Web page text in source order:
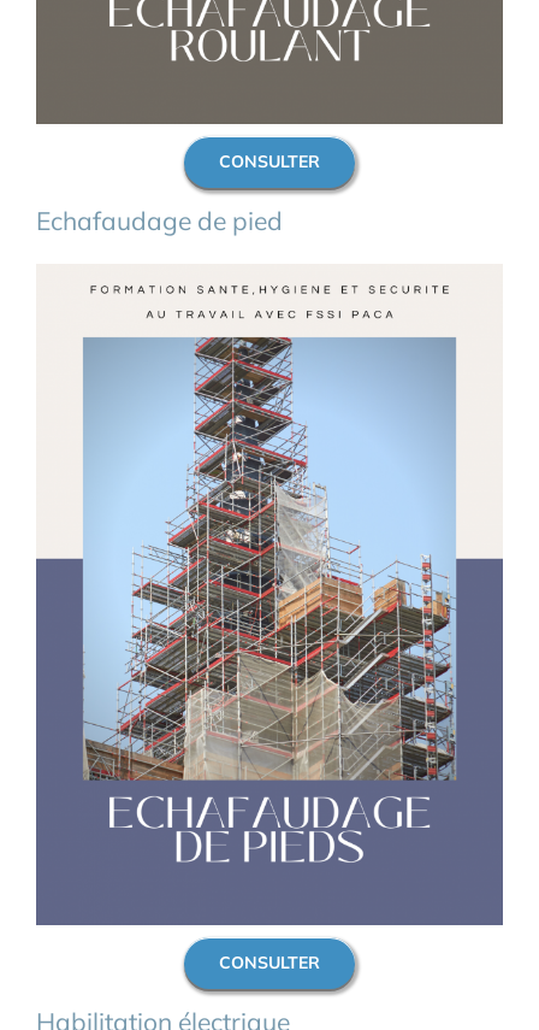
CONSULTER
Echafaudage de pied
CONSULTER
Habilitation électrique